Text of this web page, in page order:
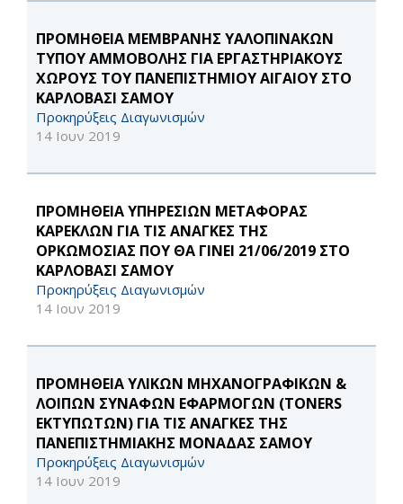
ΠΡΟΜΗΘΕΙΑ ΜΕΜΒΡΑΝΗΣ ΥΑΛΟΠΙΝΑΚΩΝ
ΤΥΠΟΥ ΑΜΜΟΒΟΛΗΣ ΓΙΑ ΕΡΓΑΣΤΗΡΙΑΚΟΥΣ
ΧΩΡΟΥΣ ΤΟΥ ΠΑΝΕΠΙΣΤΗΜΙΟΥ ΑΙΓΑΙΟΥ ΣΤΟ
ΚΑΡΛΟΒΑΣΙ ΣΑΜΟΥ
Προκηρύξεις Διαγωνισμών
14 Ιουν 2019
ΠΡΟΜΗΘΕΙΑ ΥΠΗΡΕΣΙΩΝ ΜΕΤΑΦΟΡΑΣ
ΚΑΡΕΚΛΩΝ ΓΙΑ ΤΙΣ ΑΝΑΓΚΕΣ ΤΗΣ
ΟΡΚΩΜΟΣΙΑΣ ΠΟΥ ΘΑ ΓΙΝΕΙ 21/06/2019 ΣΤΟ
ΚΑΡΛΟΒΑΣΙ ΣΑΜΟΥ
Προκηρύξεις Διαγωνισμών
14 Ιουν 2019
ΠΡΟΜΗΘΕΙΑ ΥΛΙΚΩΝ ΜΗΧΑΝΟΓΡΑΦΙΚΩΝ &
ΛΟΙΠΩΝ ΣΥΝΑΦΩΝ ΕΦΑΡΜΟΓΩΝ (TONERS
ΕΚΤΥΠΩΤΩΝ) ΓΙΑ ΤΙΣ ΑΝΑΓΚΕΣ ΤΗΣ
ΠΑΝΕΠΙΣΤΗΜΙΑΚΗΣ ΜΟΝΑΔΑΣ ΣΑΜΟΥ
Προκηρύξεις Διαγωνισμών
14 Ιουν 2019